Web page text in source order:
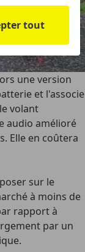
une version
et l'associe
volant
audio amélioré
Elle en coûtera
sur le
à moins de
rapport à
par un
tout